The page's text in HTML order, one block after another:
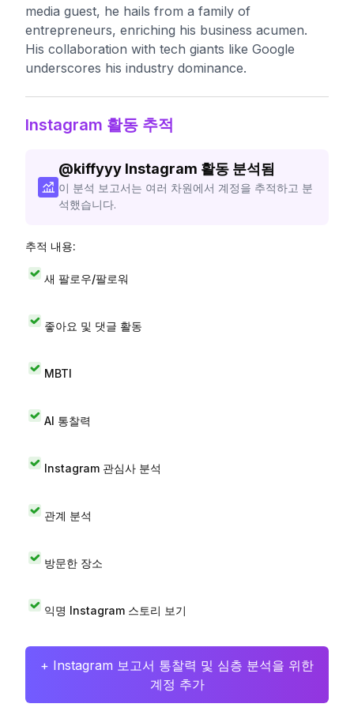
media guest, he hails from a family of
entrepreneurs, enriching his business acumen.
His collaboration with tech giants like Google
underscores his industry dominance.
Instagram 활동 추적
@kiffyyy Instagram 활동 분석됨
이 분석 보고서는 여러 차원에서 계정을 추적하고 분
석했습니다.
추적 내용:
새 팔로우/팔로워
좋아요 및 댓글 활동
MBTI
AI 통찰력
Instagram 관심사 분석
관계 분석
방문한 장소
익명 Instagram 스토리 보기
+ Instagram 보고서 통찰력 및 심층 분석을 위한
계정 추가